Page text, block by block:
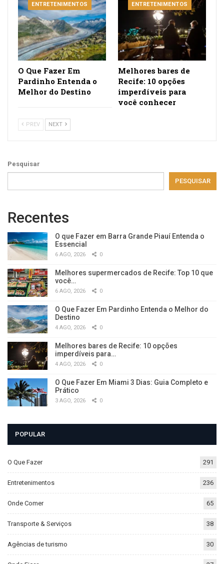
ENTRETENIMENTOS
O Que Fazer Em
Pardinho Entenda o
Melhor do Destino
ENTRETENIMENTOS
Melhores bares de
Recife: 10 opções
imperdíveis para
você conhecer
PREV NEXT
Pesquisar
PESQUISAR
Recentes
O que Fazer em Barra Grande Piauí Entenda o
Essencial
6 AGO, 2026 0
Melhores supermercados de Recife: Top 10 que
você…
6 AGO, 2026 0
O Que Fazer Em Pardinho Entenda o Melhor do
Destino
4 AGO, 2026 0
Melhores bares de Recife: 10 opções
imperdíveis para…
4 AGO, 2026 0
O Que Fazer Em Miami 3 Dias: Guia Completo e
Prático
3 AGO, 2026 0
POPULAR
O Que Fazer 291
Entretenimentos 236
Onde Comer 65
Transporte & Serviços 38
Agências de turismo 30